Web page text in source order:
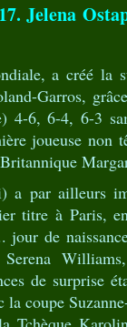
Jelena
a créé la
Garros,
4-6, 6-4, 6-3
joueuse non
a par ailleurs
titre à Paris,
de
de surprise
coupe